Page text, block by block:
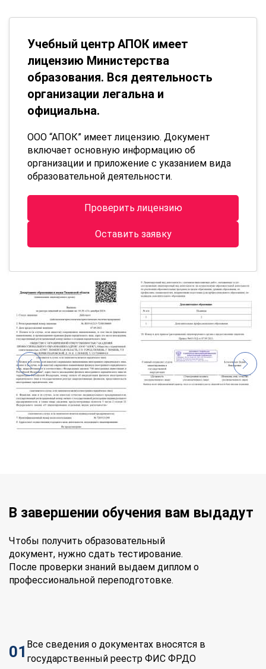
Учебный центр АПОК имеет
лицензию Министерства
образования. Вся деятельность
организации легальна и
официальна.
ООО “АПОК” имеет лицензию. Документ
включает основную информацию об
организации и приложение с указанием вида
образовательной деятельности.
Проверить лицензию
Оставить заявку
В завершении обучения вам выдадут
Чтобы получить образовательный
документ, нужно сдать тестирование.
После проверки знаний выдаем диплом о
профессиональной переподготовке.
01 Все сведения о документах вносятся в
государственный реестр ФИС ФРДО